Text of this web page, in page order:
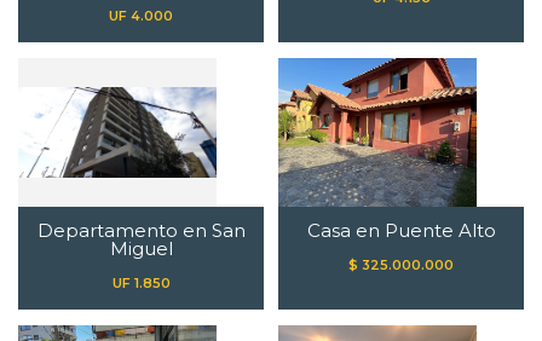
UF 4.000
Departamento en San
Miguel
UF 1.850
Casa en Puente Alto
$ 325.000.000